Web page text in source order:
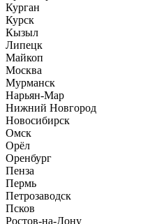
Курган
Курск
Кызыл
Липецк
Майкоп
Москва
Мурманск
Нарьян-Мар
Нижний Новгород
Новосибирск
Омск
Орёл
Оренбург
Пенза
Пермь
Петрозаводск
Псков
Ростов-на-Дону